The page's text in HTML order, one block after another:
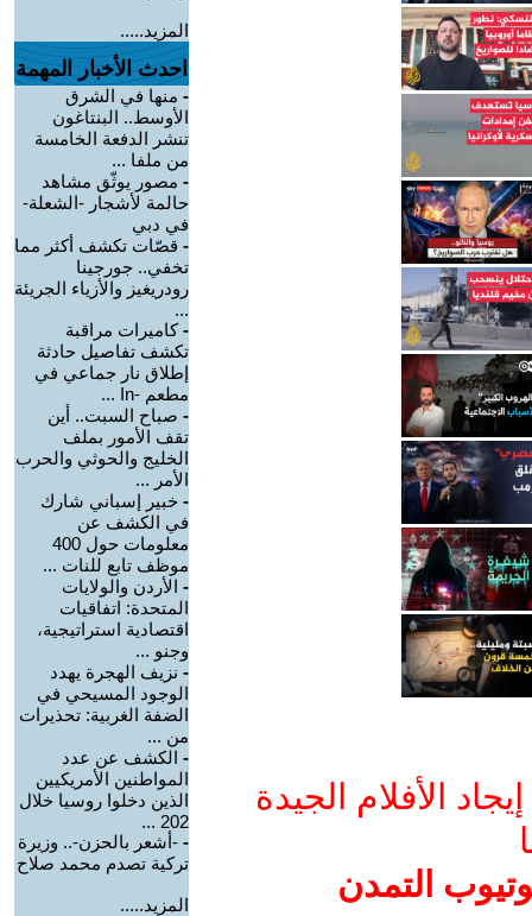
الأفلام الجيدة
التمدن
المزيد.....
احدث الأخبار المهمة
- منها في الشرق
الأوسط.. البنتاغون
تنشر الدفعة الخامسة
من ملفا ...
- مصور يوثّق مشاهد
حالمة لأشجار -الشعلة-
في دبي
- قصّات تكشف أكثر مما
تخفي.. جورجينا
رودريغيز والأزياء الجريئة
...
-كاميرات مراقبة
تكشف تفاصيل حادثة
إطلاق نار جماعي في
مطعم -In ...
- صباح السبت.. أين
تقف الأمور بملف
الخليج والحوثي والحرب
الأمر ...
- خبير إسباني شارك
في الكشف عن
معلومات حول 400
موظف تابع للنات ...
- الأردن والولايات
المتحدة: اتفاقيات
اقتصادية استراتيجية،
وجنو ...
- نزيف الهجرة يهدد
الوجود المسيحي في
الضفة الغربية: تحذيرات
من ...
- الكشف عن عدد
المواطنين الأمريكيين
الذين دخلوا روسيا خلال
202 ...
- -أشعر بالحزن-.. وزيرة
تركية تصدم محمد صلاح
المزيد.....